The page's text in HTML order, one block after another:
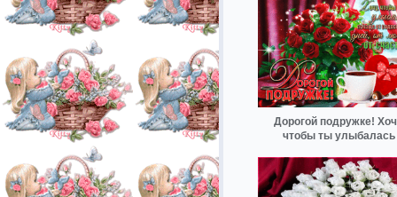
Дорогой подружке!
чтобы ты улыбалась